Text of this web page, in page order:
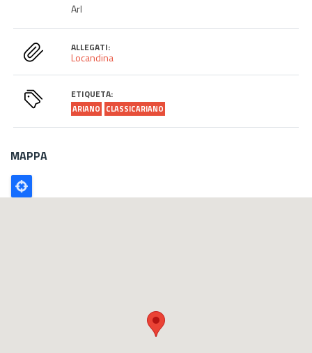
Arl
ALLEGATI:
Locandina
ETIQUETA:
ARIANO CLASSICARIANO
MAPPA
Poligono
GEO